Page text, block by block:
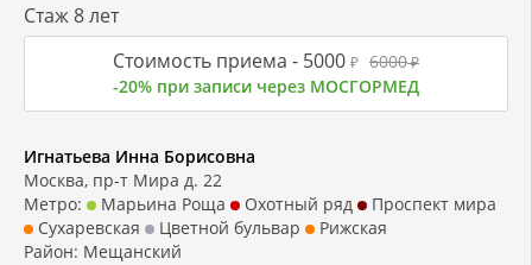
Стаж 8 лет
Стоимость приема - 5000 ₽ 6000₽
-20% при записи через МОСГОРМЕД
Игнатьева Инна Борисовна
Москва, пр-т Мира д. 22
Метро:
Марьина Роща Охотный ряд
Проспект мира
Сухаревская
Цветной бульвар
Рижская
Район: Мещанский